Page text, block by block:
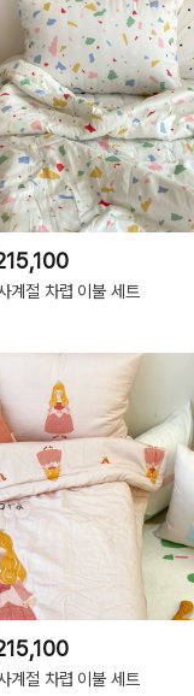
계절 차렵 이불 세트
계절 차렵 이불 세트